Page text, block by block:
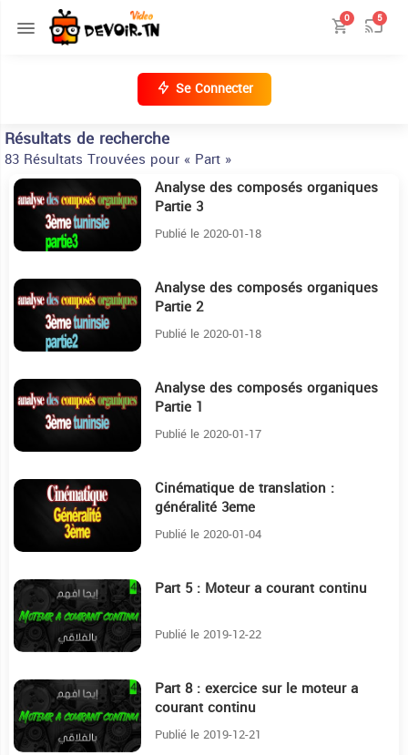
0 5
Se Connecter
Résultats de recherche
83 Résultats Trouvées pour « Part »
14:41 Analyse des composés organiques
Partie 3
Publié le 2020-01-18
10:18 Analyse des composés organiques
Partie 2
Publié le 2020-01-18
18:25 Analyse des composés organiques
Partie 1
Publié le 2020-01-17
Cinématique de translation :
généralité 3eme
Publié le 2020-01-04
7:25 Part 5 : Moteur a courant continu
Publié le 2019-12-22
15:16 Part 8 : exercice sur le moteur a
courant continu
Publié le 2019-12-21